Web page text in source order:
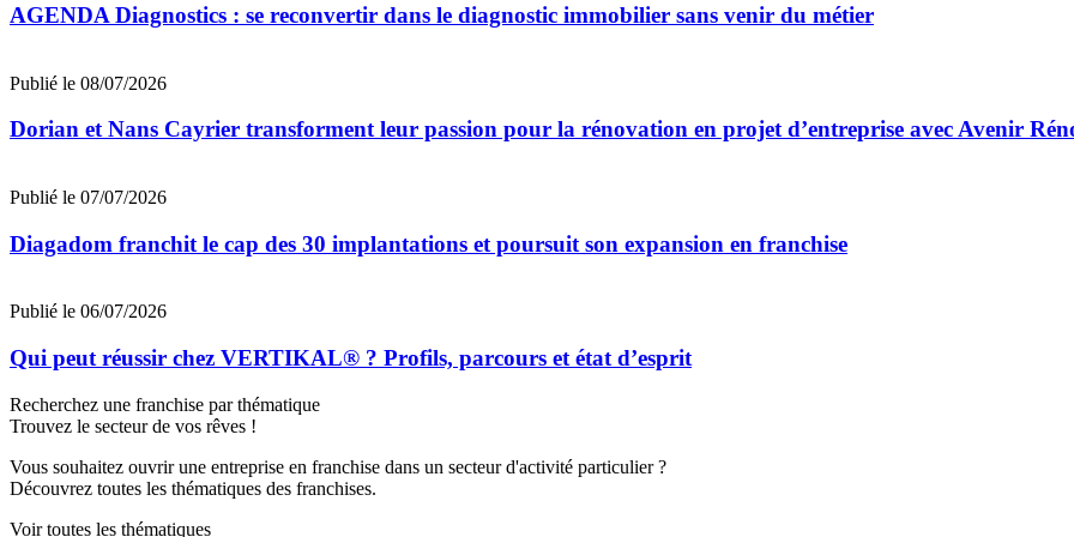
AGENDA Diagnostics : se reconvertir dans le diagnostic immobilier sans venir du métier
Publié le 08/07/2026
Dorian et Nans Cayrier transforment leur passion pour la rénovation en projet d’entreprise avec Avenir
Publié le 07/07/2026
Diagadom franchit le cap des 30 implantations et poursuit son expansion en franchise
Publié le 06/07/2026
Qui peut réussir chez VERTIKAL® ? Profils, parcours et état d’esprit
Recherchez une franchise par thématique
Trouvez le secteur de vos rêves !
Vous souhaitez ouvrir une entreprise en franchise dans un secteur d'activité particulier ?
Découvrez toutes les thématiques des franchises.
Voir toutes les thématiques